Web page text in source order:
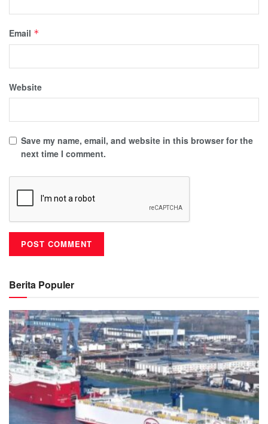
Email *
Website
Save my name, email, and website in this browser for the
next time I comment.
Berita Populer